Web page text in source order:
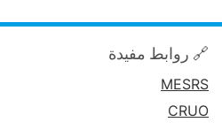
🔗 روابط مفيدة
MESRS
CRUO